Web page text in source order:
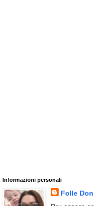
Informazioni personali
Folle